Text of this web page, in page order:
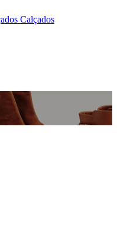
Calçados